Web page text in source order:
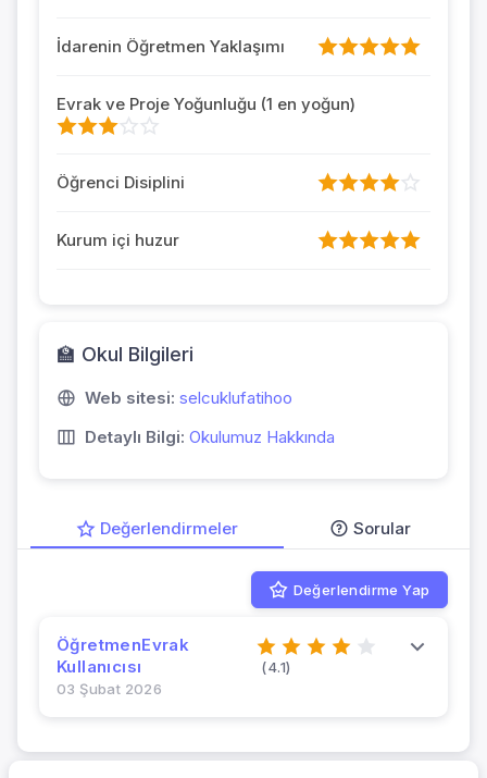
İdarenin Öğretmen Yaklaşımı
Evrak ve Proje Yoğunluğu (1 en yoğun)
Öğrenci Disiplini
Kurum içi huzur
🏫 Okul Bilgileri
Web sitesi: selcuklufatihoo
Detaylı Bilgi: Okulumuz Hakkında
Değerlendirmeler Sorular
Değerlendirme Yap
ÖğretmenEvrak
Kullanıcısı
03 Şubat 2026
(4.1)